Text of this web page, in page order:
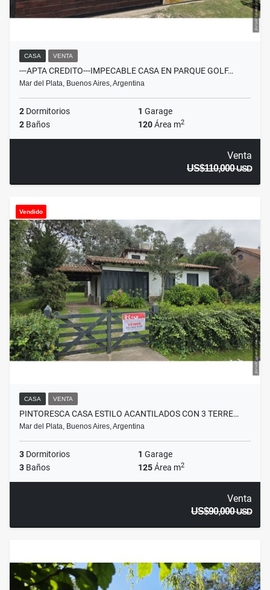
CASA VENTA
---APTA CREDITO---IMPECABLE CASA EN PARQUE GOLF…
Mar del Plata, Buenos Aires, Argentina
2 Dormitorios 1 Garage
2 Baños 120Área m2
Venta
US$110,000USD
Vendido
CASA VENTA
PINTORESCA CASA ESTILO ACANTILADOS CON 3 TERRE…
Mar del Plata, Buenos Aires, Argentina
3 Dormitorios 1 Garage
3 Baños 125Área m2
Venta
US$90,000USD